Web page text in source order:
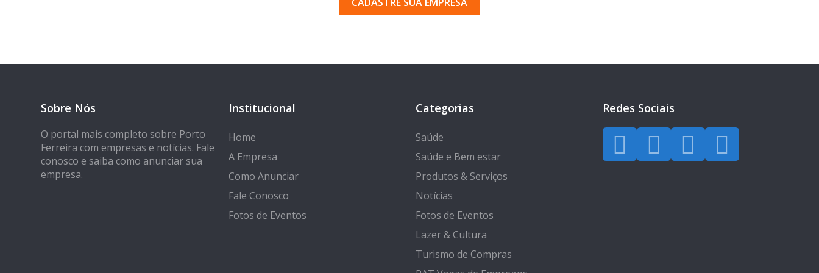
Sobre Nós
O portal mais completo sobre Porto
Ferreira com empresas e notícias. Fale
conosco e saiba como anunciar sua
empresa.
Institucional
Home
A Empresa
Como Anunciar
Fale Conosco
Fotos de Eventos
Categorias
Saúde
Saúde e Bem estar
Produtos & Serviços
Notícias
Fotos de Eventos
Lazer & Cultura
Turismo de Compras
Redes Sociais